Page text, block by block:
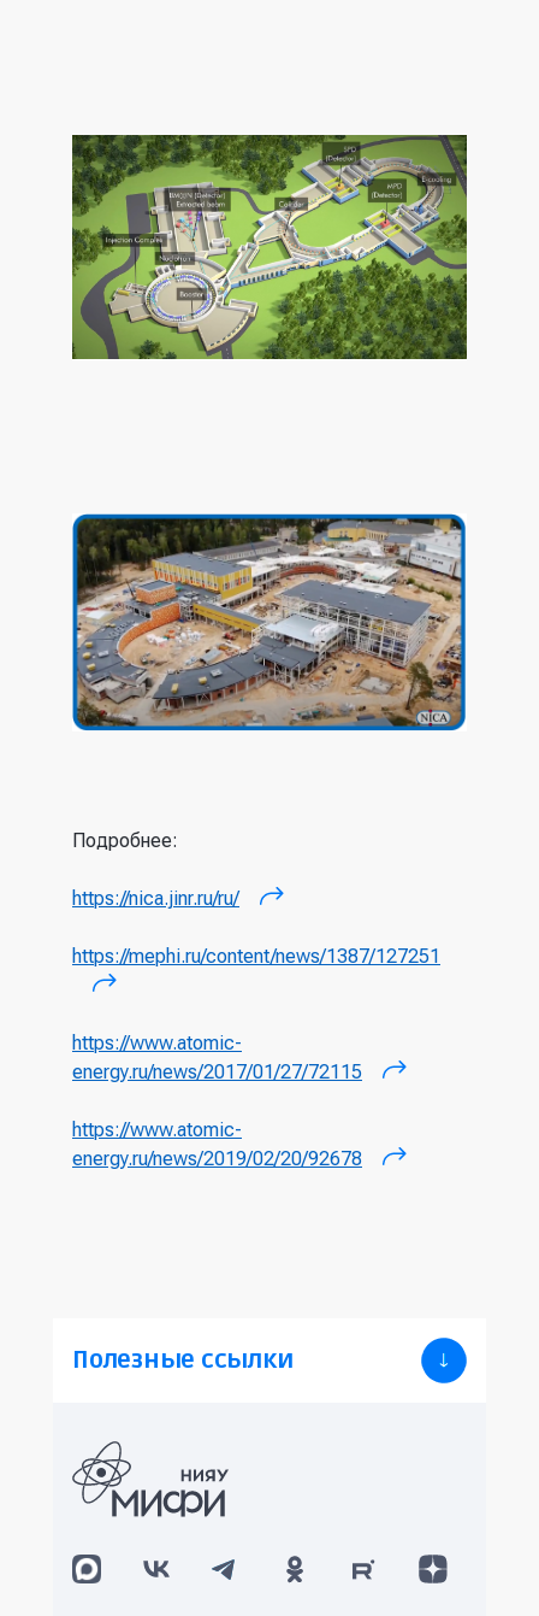
Подробнее:
https://nica.jinr.ru/ru/ (внешняя ссылка)
https://mephi.ru/content/news/1387/127251
(внешняя ссылка)
https://www.atomic-
energy.ru/news/2017/01/27/72115
(внешняя
https://www.atomic-
energy.ru/news/2019/02/20/92678
(внешняя
Полезные ссылки